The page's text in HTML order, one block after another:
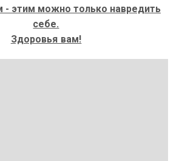
- этим можно только навредить
себе.
Здоровья вам!